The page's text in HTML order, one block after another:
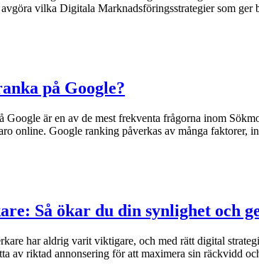
vilka Digitala Marknadsföringsstrategier som ger
på Google?
Google är en av de mest frekventa frågorna inom
online. Google ranking påverkas av många faktorer,
Så ökar du din synlighet och
har aldrig varit viktigare, och med rätt digital
av riktad annonsering för att maximera sin räckvidd